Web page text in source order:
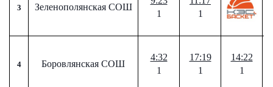
3 Зеленополянская СОШ
1
1
4 Боровлянская СОШ
4:32
1
17:19
1
14:22
1
E-mail
Телефон
E-mail
Телефон